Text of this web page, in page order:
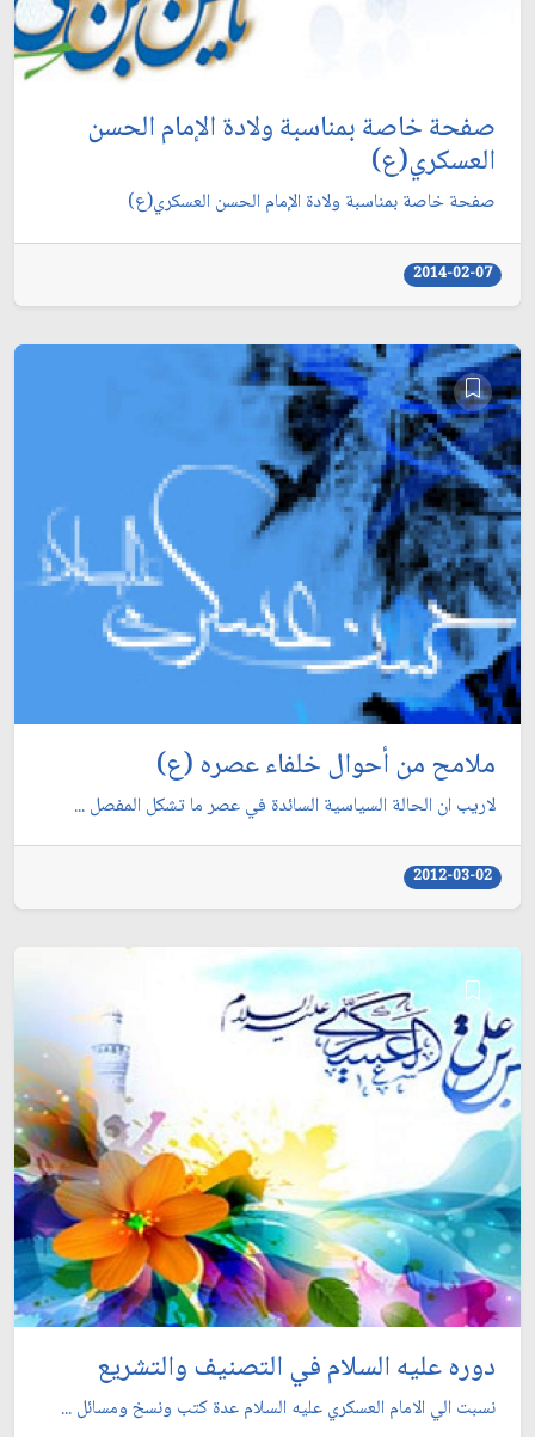
صفحة خاصة بمناسبة ولادة الإمام الحسن
العسكري(ع)
صفحة خاصة بمناسبة ولادة الإمام الحسن العسكري(ع)
2014-02-07
ملامح من أحوال خلفاء عصره (ع)
لاريب ان الحالة السياسية السائدة في عصر ما تشكل المفصل ...
2012-03-02
دوره عليه السلام في التصنيف والتشريع
نسبت الي الامام العسكري عليه السلام عدة كتب ونسخ ومسائل ...